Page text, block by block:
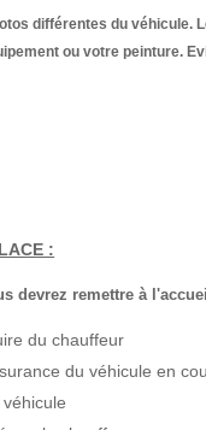
différentes du
ou votre peinture.
:
devrez remettre à
du chauffeur
du véhicule en